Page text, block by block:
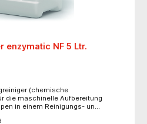
enzymatic NF 5 Ltr.
(chemische
die maschinelle Aufbereitung
in einem Reinigungs- und